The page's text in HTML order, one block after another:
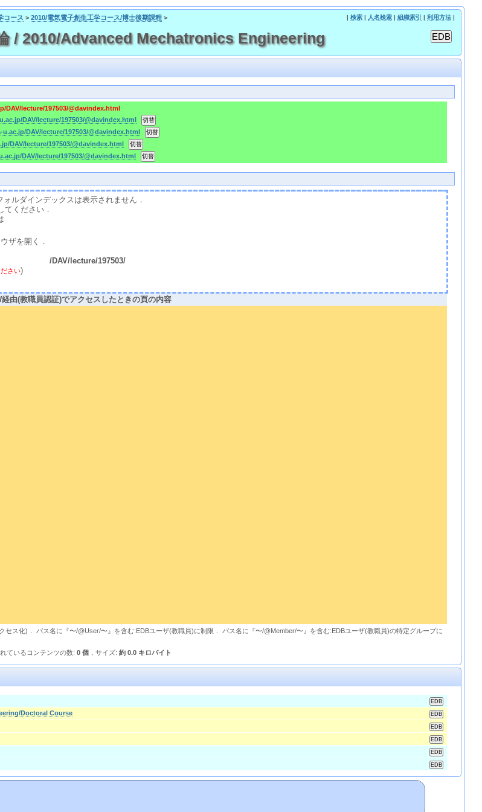
コース > 2010/電気電子創生工学コース/博士後期課程> | 検索| 人名検索| 組織索引 | 利用方法|
/ 2010/Advanced Mechatronics Engineering
lecture/197503/@davindex.html
DAV/lecture/197503/@davindex.html
DAV/lecture/197503/@davindex.html
DAV/lecture/197503/@davindex.html
DAV/lecture/197503/@davindex.html
ルダインデックスは表示されません．
ください．
ザを開く．
/DAV/lecture/197503/
さい)
経由(教職員認証)でアクセスしたときの頁の内容
ス化)． パス名に『〜/@User/〜』を含む:EDBユーザ(教職員)に制限． パス名に『〜/@Member/〜』を含む:EDBユーザ(教職員)の特定グループに
ているコンテンツの数:0 個 ，サイズ:約 0.0 キロバイト
Doctoral Course